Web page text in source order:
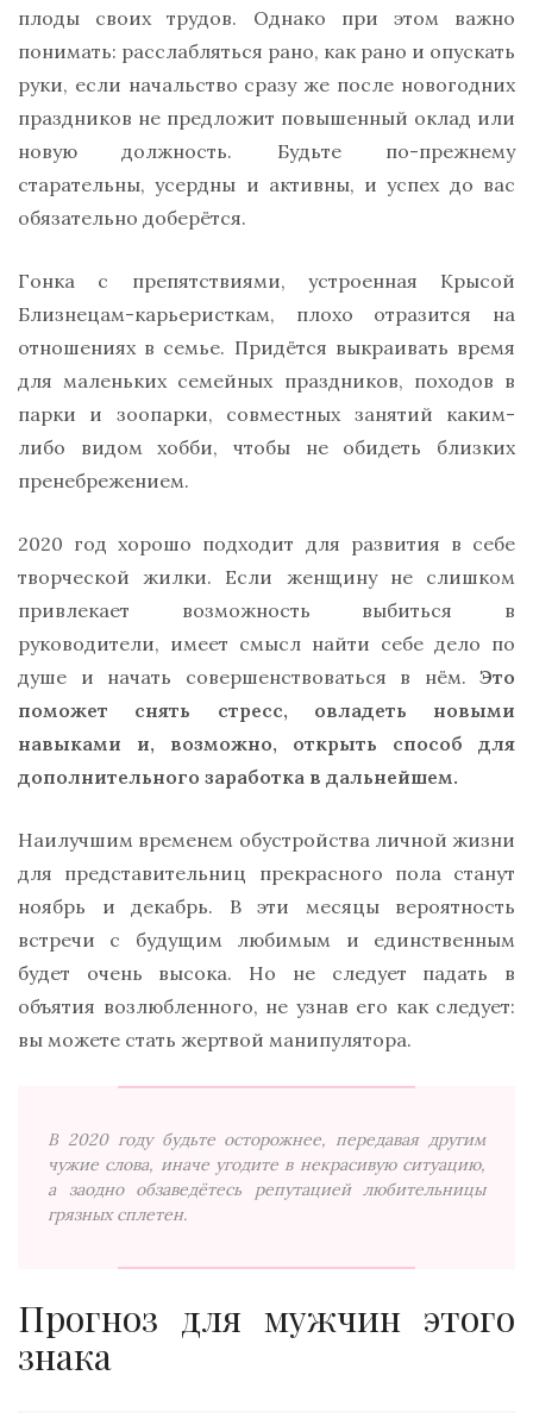
плоды своих трудов. Однако при этом важно
понимать: расслабляться рано, как рано и опускать
руки, если начальство сразу же после новогодних
праздников не предложит повышенный оклад или
новую должность. Будьте по-прежнему
старательны, усердны и активны, и успех до вас
обязательно доберётся.
Гонка с препятствиями, устроенная Крысой
Близнецам-карьеристкам, плохо отразится на
отношениях в семье. Придётся выкраивать время
для маленьких семейных праздников, походов в
парки и зоопарки, совместных занятий каким-
либо видом хобби, чтобы не обидеть близких
пренебрежением.
2020 год хорошо подходит для развития в себе
творческой жилки. Если женщину не слишком
привлекает возможность выбиться в
руководители, имеет смысл найти себе дело по
душе и начать совершенствоваться в нём. Это
поможет снять стресс, овладеть новыми
навыками и, возможно, открыть способ для
дополнительного заработка в дальнейшем.
Наилучшим временем обустройства личной жизни
для представительниц прекрасного пола станут
ноябрь и декабрь. В эти месяцы вероятность
встречи с будущим любимым и единственным
будет очень высока. Но не следует падать в
объятия возлюбленного, не узнав его как следует:
вы можете стать жертвой манипулятора.
В 2020 году будьте осторожнее, передавая другим
чужие слова, иначе угодите в некрасивую ситуацию,
а заодно обзаведётесь репутацией любительницы
грязных сплетен.
Прогноз для мужчин этого
знака